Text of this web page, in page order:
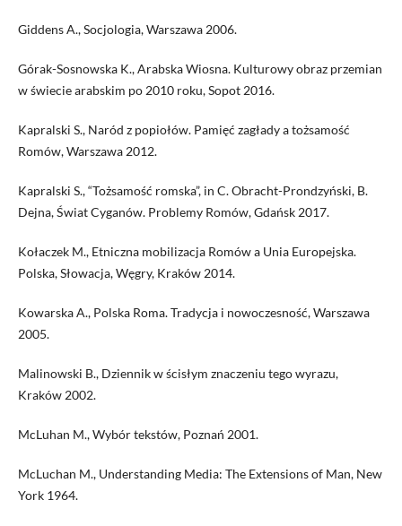
Giddens A., Socjologia, Warszawa 2006.
Górak-Sosnowska K., Arabska Wiosna. Kulturowy obraz przemian
w świecie arabskim po 2010 roku, Sopot 2016.
Kapralski S., Naród z popiołów. Pamięć zagłady a tożsamość
Romów, Warszawa 2012.
Kapralski S., “Tożsamość romska”, in C. Obracht-Prondzyński, B.
Dejna, Świat Cyganów. Problemy Romów, Gdańsk 2017.
Kołaczek M., Etniczna mobilizacja Romów a Unia Europejska.
Polska, Słowacja, Węgry, Kraków 2014.
Kowarska A., Polska Roma. Tradycja i nowoczesność, Warszawa
2005.
Malinowski B., Dziennik w ścisłym znaczeniu tego wyrazu,
Kraków 2002.
McLuhan M., Wybór tekstów, Poznań 2001.
McLuchan M., Understanding Media: The Extensions of Man, New
York 1964.